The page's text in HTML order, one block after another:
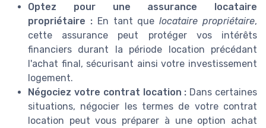
Optez pour une assurance locataire
propriétaire : En tant quelocataire propriétaire,
cette assurance peut protéger vos intérêts
financiers durant la période location précédant
l'achat final, sécurisant ainsi votre investissement
logement.
Négociez votre contrat location : Dans certaines
situations, négocier les termes de votre contrat
location peut vous préparer à une option achat